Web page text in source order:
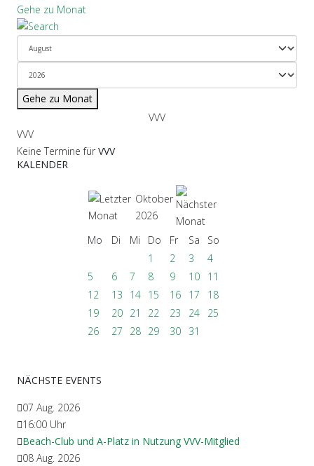
Gehe zu Monat
Gehe zu Monat
VVV
VVV
Keine Termine für VVV
KALENDER
Oktober
2026
Mo
Di Mi Do Fr Sa
So
1
2 3
4
5
6 7 8 9 10
11
12
13 14 15 16 17
18
19
20 21 22 23 24
25
26
27 28 29 30 31
NÄCHSTE EVENTS
07 Aug. 2026
16:00 Uhr
Beach-Club und A-Platz in Nutzung VVV-Mitglied
08 Aug. 2026